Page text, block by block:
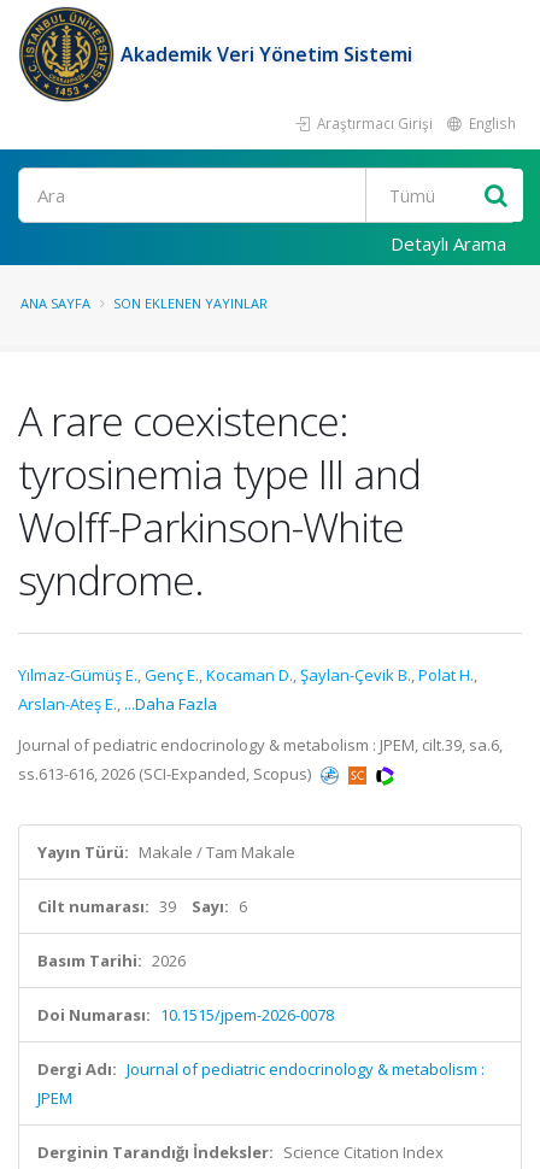
Akademik Veri Yönetim Sistemi
Araştırmacı Girişi English
Ara
Detaylı Arama
ANA SAYFA SON EKLENEN YAYINLAR
A rare coexistence:
tyrosinemia type III and
Wolff-Parkinson-White
syndrome.
Yılmaz-Gümüş E.,Genç E.,Kocaman D.,Şaylan-Çevik B.,Polat H.,
Arslan-Ateş E., ...Daha Fazla
Journal of pediatric endocrinology & metabolism : JPEM, cilt.39, sa.6,
ss.613-616, 2026 (SCI-Expanded, Scopus)
Yayın Türü: Makale / Tam Makale
Cilt numarası: 39 Sayı: 6
Basım Tarihi: 2026
Doi Numarası: 10.1515/jpem-2026-0078
Dergi Adı: Journal of pediatric endocrinology & metabolism :
JPEM
Derginin Tarandığı İndeksler: Science Citation Index